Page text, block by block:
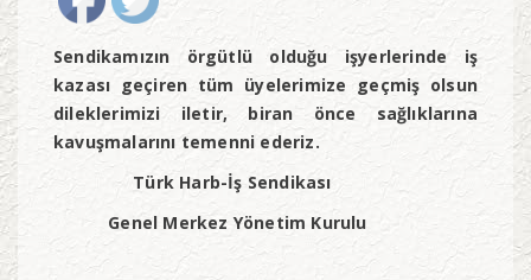
Sendikamızın örgütlü olduğu işyerlerinde iş
kazası geçiren tüm üyelerimize geçmiş olsun
dileklerimizi iletir, biran önce sağlıklarına
kavuşmalarını temenni ederiz.
Türk Harb-İş Sendikası
Genel Merkez Yönetim Kurulu